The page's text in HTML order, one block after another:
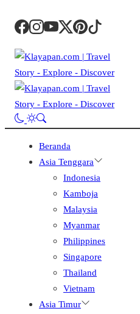
Beranda
Asia Tenggara
Indonesia
Kamboja
Malaysia
Myanmar
Philippines
Singapore
Thailand
Vietnam
Asia Timur